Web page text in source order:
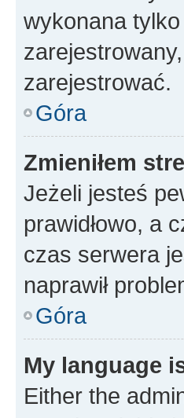
wykonana
zarejestrować.
Góra
Zmieniłem
Jeżeli jesteś
prawidłowo, a
czas serwera
naprawił
Góra
My language
Either the